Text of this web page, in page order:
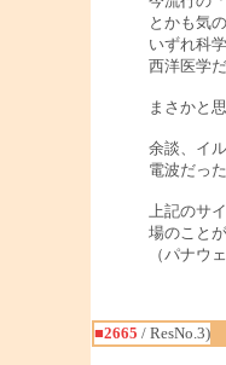
とかも気
いずれ科
西洋医学
まさかと
余談、イ
電波だっ
上記のサ
場のこと
（パナウ
■2665 / ResNo.3)